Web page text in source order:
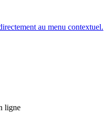
au menu contextuel.
ligne